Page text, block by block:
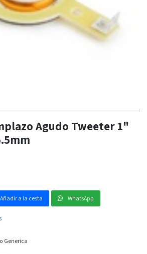
Agudo Tweeter 1"
Generica
Añadir a la cesta WhatsApp